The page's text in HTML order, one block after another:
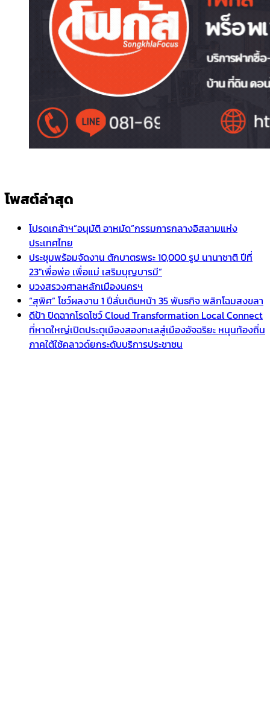
โพสต์ล่าสุด
โปรดเกล้าฯ”อนุมัติ อาหมัด”กรรมการกลางอิสลามแห่ง
ประเทศไทย
ประชุมพร้อมจัดงาน ตักบาตรพระ 10,000 รูป นานาชาติ ปีที่
23″เพื่อพ่อ เพื่อแม่ เสริมบุญบารมี”
บวงสรวงศาลหลักเมืองนครฯ
“สุพิศ” โชว์ผลงาน 1 ปีลั่นเดินหน้า 35 พันธกิจ พลิกโฉมสงขลา
ดีป้า ปิดฉากโรดโชว์ Cloud Transformation Local Connect
ที่หาดใหญ่เปิดประตูเมืองสองทะเลสู่เมืองอัจฉริยะ หนุนท้องถิ่น
ภาคใต้ใช้คลาวด์ยกระดับบริการประชาชน